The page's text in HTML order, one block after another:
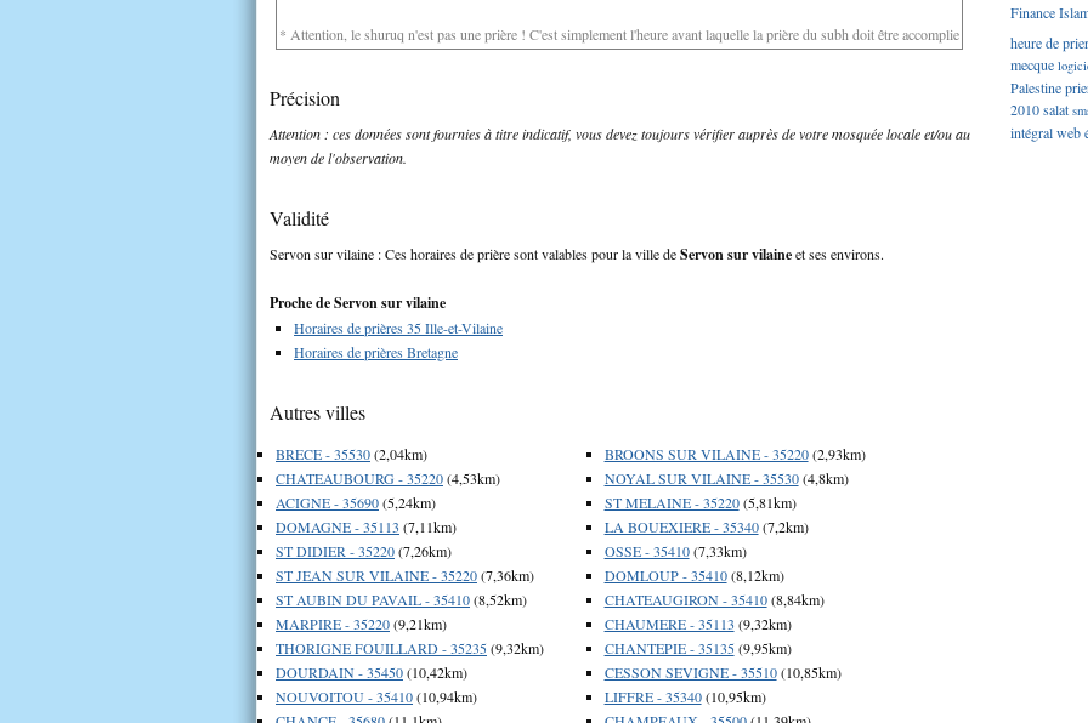
* Attention, le shuruq n'est pas une prière ! C'est simplement l'heure avant laquelle la prière du subh doit être accomplie
Précision
Attention : ces données sont fournies à titre indicatif, vous devez toujours vérifier auprès de votre mosquée locale et/ou au
moyen de l'observation.
Validité
Servon sur vilaine : Ces horaires de prière sont valables pour la ville deServon sur vilaineet ses environs.
Proche de Servon sur vilaine
Horaires de prières 35 Ille-et-Vilaine
Horaires de prières Bretagne
Autres villes
BRECE - 35530(2,04km)
CHATEAUBOURG - 35220(4,53km)
ACIGNE - 35690(5,24km)
DOMAGNE - 35113 (7,11km)
ST DIDIER - 35220(7,26km)
ST JEAN SUR VILAINE - 35220(7,36km)
ST AUBIN DU PAVAIL - 35410(8,52km)
MARPIRE - 35220(9,21km)
THORIGNE FOUILLARD - 35235(9,32km)
DOURDAIN - 35450(10,42km)
NOUVOITOU - 35410(10,94km)
BROONS SUR VILAINE - 35220(2,93km)
NOYAL SUR VILAINE - 35530(4,8km)
ST MELAINE - 35220(5,81km)
LA BOUEXIERE - 35340(7,2km)
OSSE - 35410(7,33km)
DOMLOUP - 35410(8,12km)
CHATEAUGIRON - 35410(8,84km)
CHAUMERE - 35113 (9,32km)
CHANTEPIE - 35135(9,95km)
CESSON SEVIGNE - 35510(10,85km)
LIFFRE - 35340(10,95km)
Finance
heure de
mecque
Palestine
2010salat
intégralweb